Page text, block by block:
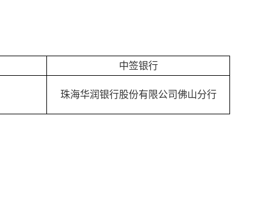
中签银行
珠海华润银行股份有限公司佛山分行